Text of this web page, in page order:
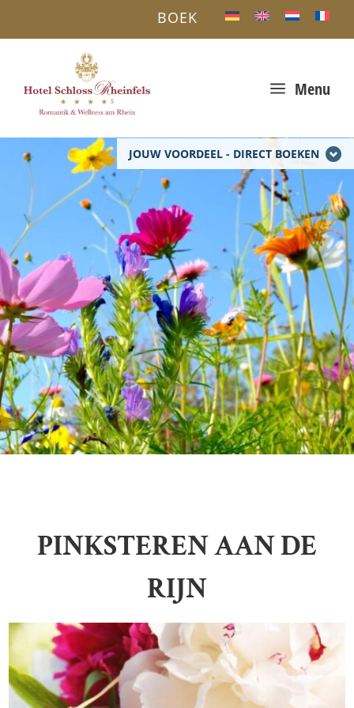
JOUW VOORDEEL - DIRECT BOEKEN
a Menu
BOEK
PINKSTEREN AAN DE
RIJN